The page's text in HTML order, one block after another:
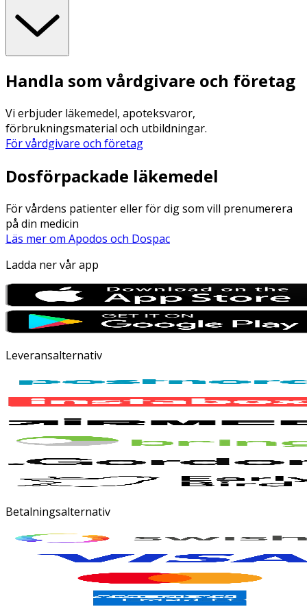
Handla som vårdgivare och företag
Vi erbjuder läkemedel, apoteksvaror,
förbrukningsmaterial och utbildningar.
För vårdgivare och företag
Dosförpackade läkemedel
För vårdens patienter eller för dig som vill prenumerera
på din medicin
Läs mer om Apodos och Dospac
Ladda ner vår app
Leveransalternativ
Betalningsalternativ